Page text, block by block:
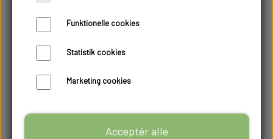
Funktionelle cookies
Statistik cookies
Marketing cookies
Acceptér alle